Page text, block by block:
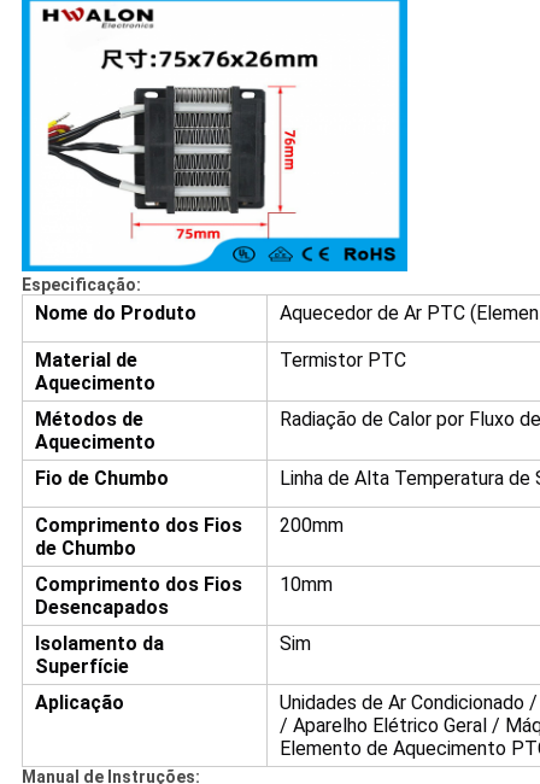
Especificação:
Nome do Produto Aquecedor de Ar PTC
Material de
Aquecimento
Termistor PTC
Métodos de
Aquecimento
Radiação de Calor por Fluxo
Fio de Chumbo Linha de Alta Temperatura de
Comprimento dos Fios
de Chumbo
200mm
Comprimento dos Fios
Desencapados
10mm
Isolamento da
Superfície
Sim
Aplicação
Unidades de Ar
/ Aparelho Elétrico Geral /
Elemento de Aquecimento
Manual de Instruções: